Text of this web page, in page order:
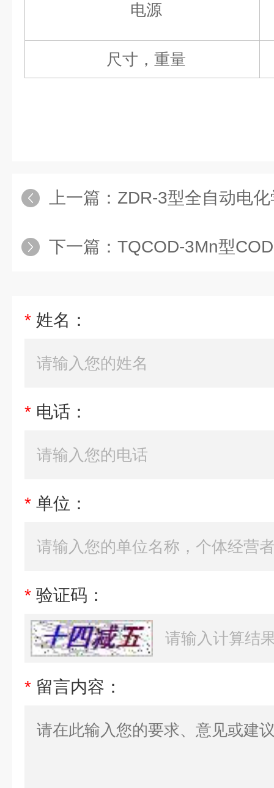
电源
尺寸，重量
上一篇： ZDR-3型全自动电
下一篇： TQCOD-3Mn型
* 姓名：
* 电话：
* 单位：
* 验证码：
* 留言内容：